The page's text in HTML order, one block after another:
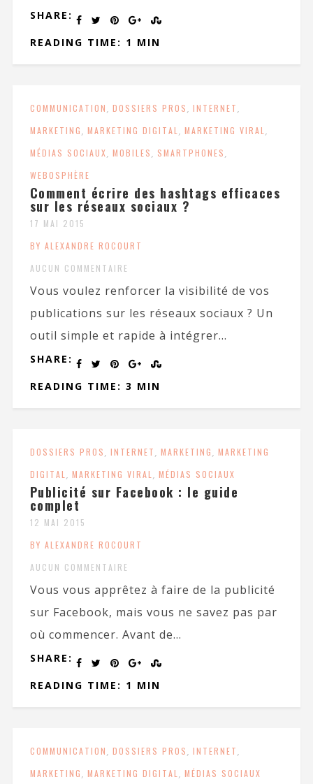
SHARE:
READING TIME: 1 MIN
COMMUNICATION, DOSSIERS PROS, INTERNET,
MARKETING, MARKETING DIGITAL , MARKETING VIRAL ,
MÉDIAS SOCIAUX, MOBILES, SMARTPHONES,
WEBOSPHÈRE
Comment écrire des hashtags efficaces
sur les réseaux sociaux ?
17 MAI 2015
BY ALEXANDRE ROCOURT
AUCUN COMMENTAIRE
Vous voulez renforcer la visibilité de vos
publications sur les réseaux sociaux ? Un
outil simple et rapide à intégrer...
SHARE:
READING TIME: 3 MIN
DOSSIERS PROS, INTERNET, MARKETING, MARKETING
DIGITAL , MARKETING VIRAL , MÉDIAS SOCIAUX
Publicité sur Facebook : le guide
complet
12 MAI 2015
BY ALEXANDRE ROCOURT
AUCUN COMMENTAIRE
Vous vous apprêtez à faire de la publicité
sur Facebook, mais vous ne savez pas par
où commencer. Avant de...
SHARE:
READING TIME: 1 MIN
COMMUNICATION, DOSSIERS PROS, INTERNET,
MARKETING, MARKETING DIGITAL , MÉDIAS SOCIAUX